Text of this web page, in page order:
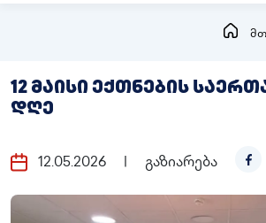
12 მაისი ექთნების
დღე
12.05.2026 | გაზიარება